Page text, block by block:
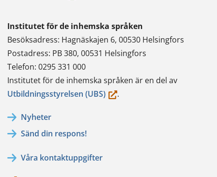
Institutet för de inhemska språken
Besöksadress: Hagnäskajen 6, 00530 Helsingfors
Postadress: PB 380, 00531 Helsingfors
Telefon: 0295 331 000
Institutet för de inhemska språken är en del av
Utbildningsstyrelsen (UBS)(du.
Nyheter
Sänd din respons!
Våra kontaktuppgifter